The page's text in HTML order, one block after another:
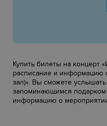
Купить билеты на концерт
расписание и информацию
зал)». Вы сможете
запоминающимся подарком
информацию о